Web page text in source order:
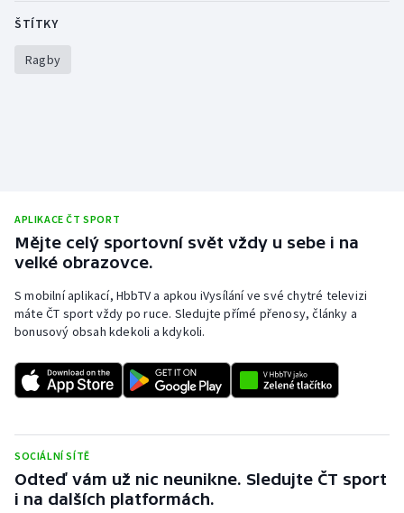
Plavání
Plážový volejbal
Short track
Stolní tenis
Triatlon
Vodní slalom
Volejbal
ŠTÍTKY
Ragby
APLIKACE ČT SPORT
Mějte celý sportovní svět vždy u sebe i na
velké obrazovce.
S mobilní aplikací, HbbTV a apkou iVysílání ve své chytré televizi
máte ČT sport vždy po ruce. Sledujte přímé přenosy, články a
bonusový obsah kdekoli a kdykoli.
SOCIÁLNÍ SÍTĚ
Odteď vám už nic neunikne. Sledujte ČT sport
i na dalších platformách.